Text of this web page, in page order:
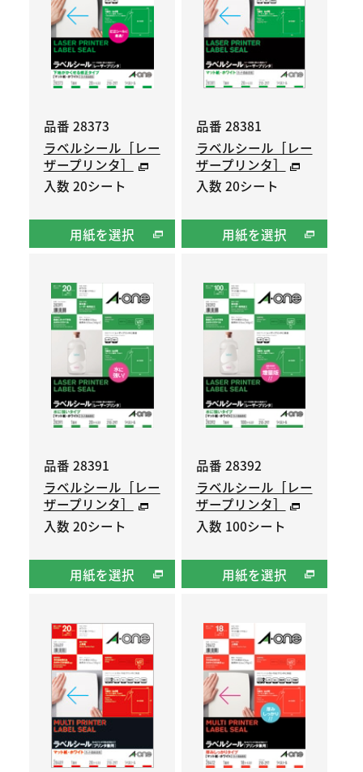
品番 28373
ラベルシール［レー
ザープリンタ］
入数 20シート
用紙を選択
品番 28381
ラベルシール［レー
ザープリンタ］
入数 20シート
用紙を選択
品番 28391
ラベルシール［レー
ザープリンタ］
入数 20シート
用紙を選択
品番 28392
ラベルシール［レー
ザープリンタ］
入数 100シート
用紙を選択